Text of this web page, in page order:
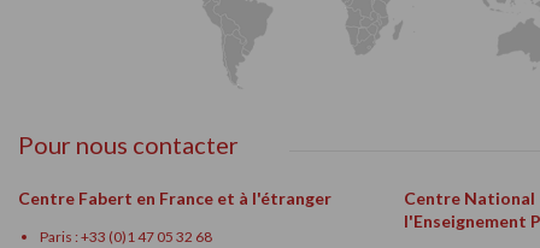
Pour nous contacter
Centre Fabert en France et à l'étranger
Paris : +33 (0)1 47 05 32 68
Centre National
l'Enseignement